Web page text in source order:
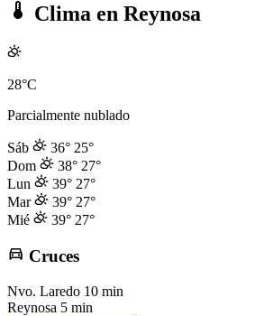
Clima en Reynosa
28°C
Parcialmente nublado
Sáb 36° 25°
Dom
38° 27°
Lun
39° 27°
Mar
39° 27°
Mié
39° 27°
Cruces
Nvo. Laredo 10 min
Reynosa 5 min